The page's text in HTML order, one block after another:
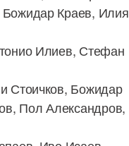
Краев, Илия
Илиев, Стефан
Стоичков, Божидар
Пол Александров,